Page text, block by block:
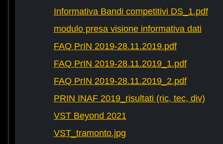
Informativa Bandi competitivi DS_1.pdf
modulo presa visione informativa dati
FAQ PrIN 2019-28.11.2019.pdf
FAQ PrIN 2019-28.11.2019_1.pdf
FAQ PrIN 2019-28.11.2019_2.pdf
PRIN INAF 2019_risultati (ric, tec, div)
VST Beyond 2021
VST_tramonto.jpg